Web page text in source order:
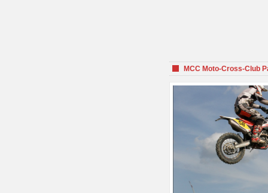
MCC Moto-Cross-Club